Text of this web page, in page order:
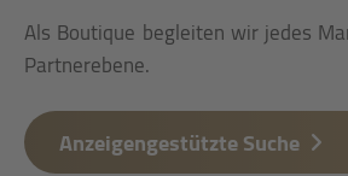
Als Boutique begleiten wir jedes
Partnerebene.
Anzeigengestützte Suche